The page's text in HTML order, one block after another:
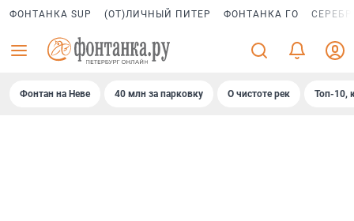
ФОНТАНКА SUP (ОТ)ЛИЧНЫЙ ПИТЕР ФОНТАНКА ГО
Фонтан на Неве 40 млн за парковку О чистоте рек Топ-10,